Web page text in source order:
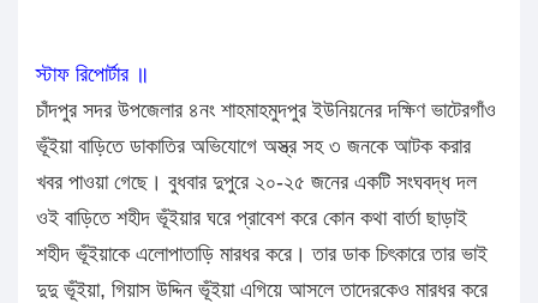
স্টাফ রিপোর্টার ॥
চাঁদপুর সদর উপজেলার ৪নং শাহমাহমুদপুর ইউনিয়নের দক্ষিণ ভাটেরগাঁও
ভূঁইয়া বাড়িতে ডাকাতির অভিযোগে অস্ত্র সহ ৩ জনকে আটক করার
খবর পাওয়া গেছে। বুধবার দুপুরে ২০-২৫ জনের একটি সংঘবদ্ধ দল
ওই বাড়িতে শহীদ ভূঁইয়ার ঘরে প্রাবেশ করে কোন কথা বার্তা ছাড়াই
শহীদ ভূঁইয়াকে এলোপাতাড়ি মারধর করে। তার ডাক চিৎকারে তার ভাই
দুদু ভূঁইয়া, গিয়াস উদ্দিন ভূঁইয়া এগিয়ে আসলে তাদেরকেও মারধর করে